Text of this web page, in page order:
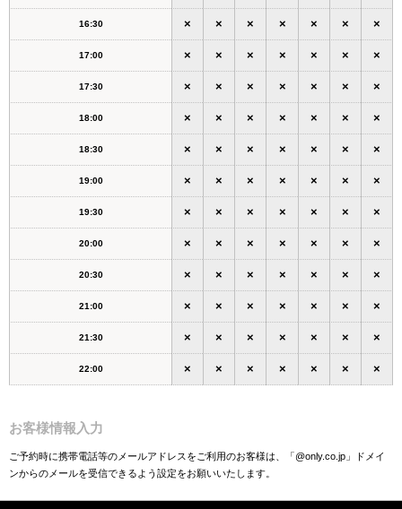
16:30 × × × × × × ×
17:00 × × × × × × ×
17:30 × × × × × × ×
18:00 × × × × × × ×
18:30 × × × × × × ×
19:00 × × × × × × ×
19:30 × × × × × × ×
20:00 × × × × × × ×
20:30 × × × × × × ×
21:00 × × × × × × ×
21:30 × × × × × × ×
22:00 × × × × × × ×
お客様情報入力
ご予約時に携帯電話等のメールアドレスをご利用のお客様は、「@only.co.jp」ドメイ
ンからのメールを受信できるよう設定をお願いいたします。